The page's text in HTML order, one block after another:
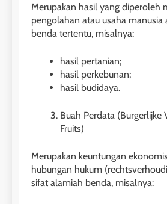
Merupakan hasil yang diperoleh
pengolahan atau usaha manusia
benda tertentu, misalnya:
hasil pertanian;
hasil perkebunan;
hasil budidaya.
Buah Perdata (Burgerlijke
Fruits)
Merupakan keuntungan
hubungan hukum
sifat alamiah benda, misalnya: